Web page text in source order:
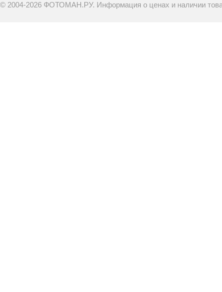
© 2004-2026 ФОТОМАН.РУ. Информация о ценах и наличии